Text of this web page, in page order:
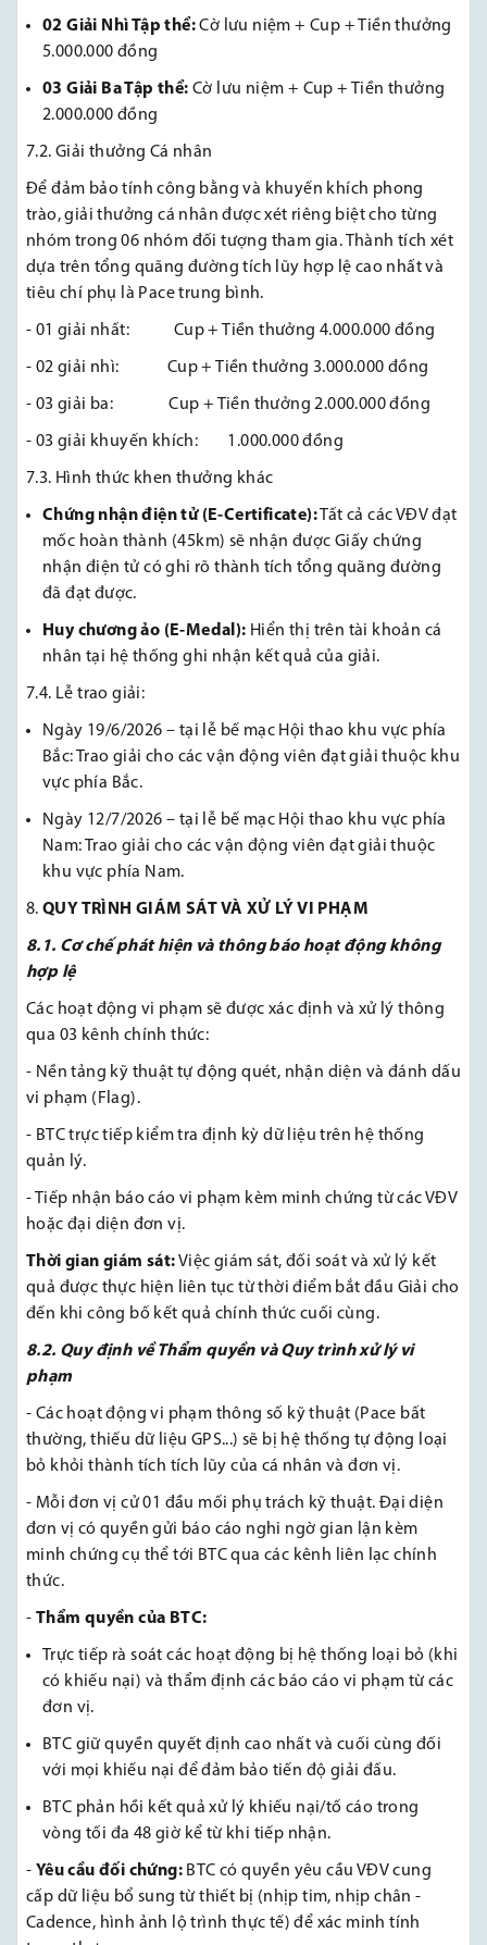
02 Giải Nhì Tập thể:Cờ lưu niệm + Cup + Tiền thưởng
5.000.000 đồng
03 Giải Ba Tập thể: Cờ lưu niệm + Cup + Tiền thưởng
2.000.000 đồng
7.2. Giải thưởng Cá nhân
Để đảm bảo tính công bằng và khuyến khích phong
trào, giải thưởng cá nhân được xét riêng biệt cho từng
nhóm trong 06 nhóm đối tượng tham gia. Thành tích xét
dựa trên tổng quãng đường tích lũy hợp lệ cao nhất và
tiêu chí phụ là Pace trung bình.
- 01 giải nhất: Cup + Tiền thưởng 4.000.000 đồng
- 02 giải nhì: Cup + Tiền thưởng 3.000.000 đồng
- 03 giải ba: Cup + Tiền thưởng 2.000.000 đồng
- 03 giải khuyến khích: 1.000.000 đồng
7.3. Hình thức khen thưởng khác
Chứng nhận điện tử (E-Certificate):Tất cả các VĐV đạt
mốc hoàn thành (45km) sẽ nhận được Giấy chứng
nhận điện tử có ghi rõ thành tích tổng quãng đường
đã đạt được.
Huy chương ảo (E-Medal): Hiển thị trên tài khoản cá
nhân tại hệ thống ghi nhận kết quả của giải.
7.4. Lễ trao giải:
Ngày 19/6/2026 – tại lễ bế mạc Hội thao khu vực phía
Bắc: Trao giải cho các vận động viên đạt giải thuộc khu
vực phía Bắc.
Ngày 12/7/2026 – tại lễ bế mạc Hội thao khu vực phía
Nam: Trao giải cho các vận động viên đạt giải thuộc
khu vực phía Nam.
QUY TRÌNH GIÁM SÁT VÀ XỬ LÝ VI PHẠM
8.1. Cơ chế phát hiện và thông báo hoạt động không
hợp lệ
Các hoạt động vi phạm sẽ được xác định và xử lý thông
qua 03 kênh chính thức:
- Nền tảng kỹ thuật tự động quét, nhận diện và đánh dấu
vi phạm (Flag).
- BTC trực tiếp kiểm tra định kỳ dữ liệu trên hệ thống
quản lý.
- Tiếp nhận báo cáo vi phạm kèm minh chứng từ các VĐV
hoặc đại diện đơn vị.
Thời gian giám sát:Việc giám sát, đối soát và xử lý kết
quả được thực hiện liên tục từ thời điểm bắt đầu Giải cho
đến khi công bố kết quả chính thức cuối cùng.
8.2. Quy định về Thẩm quyền và Quy trình xử lý vi
phạm
- Các hoạt động vi phạm thông số kỹ thuật (Pace bất
thường, thiếu dữ liệu GPS...) sẽ bị hệ thống tự động loại
bỏ khỏi thành tích tích lũy của cá nhân và đơn vị.
- Mỗi đơn vị cử 01 đầu mối phụ trách kỹ thuật. Đại diện
đơn vị có quyền gửi báo cáo nghi ngờ gian lận kèm
minh chứng cụ thể tới BTC qua các kênh liên lạc chính
thức.
- Thẩm quyền của BTC:
Trực tiếp rà soát các hoạt động bị hệ thống loại bỏ (khi
có khiếu nại) và thẩm định các báo cáo vi phạm từ các
đơn vị.
BTC giữ quyền quyết định cao nhất và cuối cùng đối
với mọi khiếu nại để đảm bảo tiến độ giải đấu.
BTC phản hồi kết quả xử lý khiếu nại/tố cáo trong
vòng tối đa 48 giờ kể từ khi tiếp nhận.
- Yêu cầu đối chứng: BTC có quyền yêu cầu VĐV cung
cấp dữ liệu bổ sung từ thiết bị (nhịp tim, nhịp chân -
Cadence, hình ảnh lộ trình thực tế) để xác minh tính